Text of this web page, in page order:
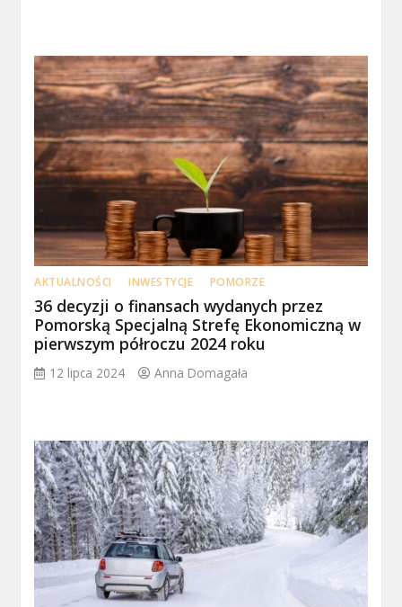
AKTUALNOŚCI INWESTYCJE POMORZE
36 decyzji o finansach wydanych przez
Pomorską Specjalną Strefę Ekonomiczną w
pierwszym półroczu 2024 roku
12 lipca 2024 Anna Domagała